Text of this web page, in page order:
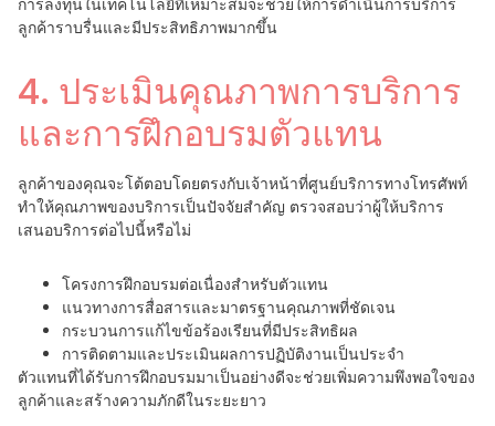
การลงทุนในเทคโนโลยีที่เหมาะสมจะช่วยให้การดำเนินการบริการ
ลูกค้าราบรื่นและมีประสิทธิภาพมากขึ้น
4. ประเมินคุณภาพการบริการ
และการฝึกอบรมตัวแทน
ลูกค้าของคุณจะโต้ตอบโดยตรงกับเจ้าหน้าที่ศูนย์บริการทางโทรศัพท์
ทำให้คุณภาพของบริการเป็นปัจจัยสำคัญ ตรวจสอบว่าผู้ให้บริการ
เสนอบริการต่อไปนี้หรือไม่
โครงการฝึกอบรมต่อเนื่องสำหรับตัวแทน
แนวทางการสื่อสารและมาตรฐานคุณภาพที่ชัดเจน
กระบวนการแก้ไขข้อร้องเรียนที่มีประสิทธิผล
การติดตามและประเมินผลการปฏิบัติงานเป็นประจำ
ตัวแทนที่ได้รับการฝึกอบรมมาเป็นอย่างดีจะช่วยเพิ่มความพึงพอใจของ
ลูกค้าและสร้างความภักดีในระยะยาว